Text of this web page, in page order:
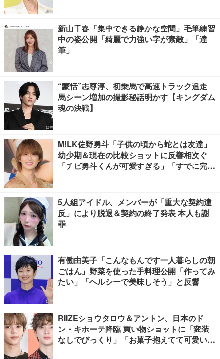
新山千春「集中できる静かな空間」毛筆練習
中の姿公開「綺麗で力強い字が素敵」「達
筆」
“蒙恬”志尊淳、初乗馬で高速トラック追走
馬シーン増加の撮影秘話明かす【キングダム
魂の決戦】
M!LK佐野勇斗「子供の頃から蛇とは友達」
幼少期＆現在の比較ショットに反響相次ぐ
「チビ勇斗くんが可愛すぎる」「すでに完成
5人組アイドル、メンバーが「重大な契約違
反」により脱退＆契約の終了発表 本人も謝
罪
有働由美子「こんなもんです一人暮らしの朝
ごはん」野菜を使った手料理公開「作ってみ
たい」「ヘルシーで美味しそう」と反響
RIIZEショウタロウ＆アントン、日本のド
ン・キホーテ降臨 買い物ショットに「変装
なしでびっくり」「お菓子抱えてて可愛い」